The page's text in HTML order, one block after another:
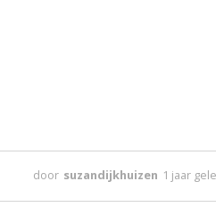
door suzandijkhuizen 1 jaar